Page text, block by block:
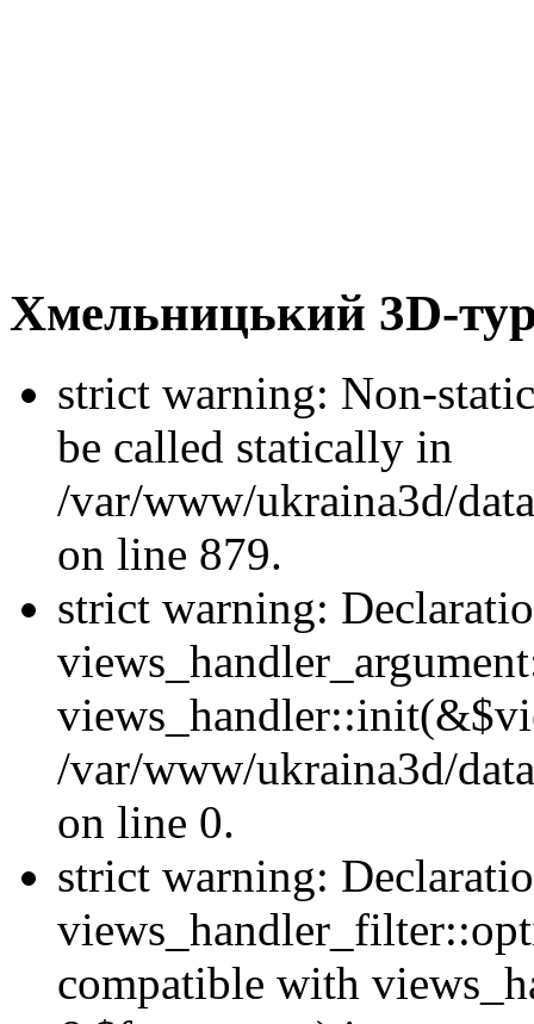
Хмельницький 3D-
strict warning: Non-
be called statically in
/var/www/ukraina3d/
on line 879.
strict warning:
/var/www/ukraina3d/
on line 0.
strict warning:
compatible with